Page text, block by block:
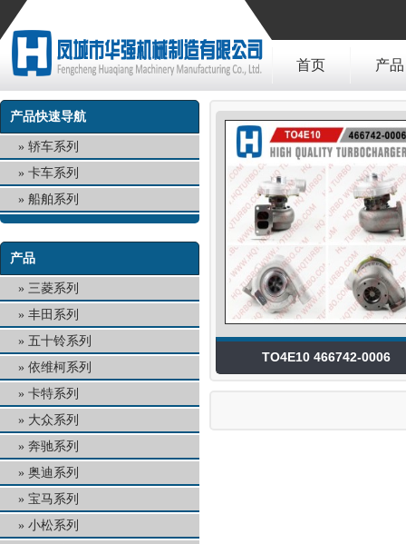
首页 产品
产品快速导航
轿车系列
卡车系列
船舶系列
产品
三菱系列
丰田系列
五十铃系列
依维柯系列
卡特系列
大众系列
奔驰系列
奥迪系列
宝马系列
小松系列
TO4E10 466742-0006